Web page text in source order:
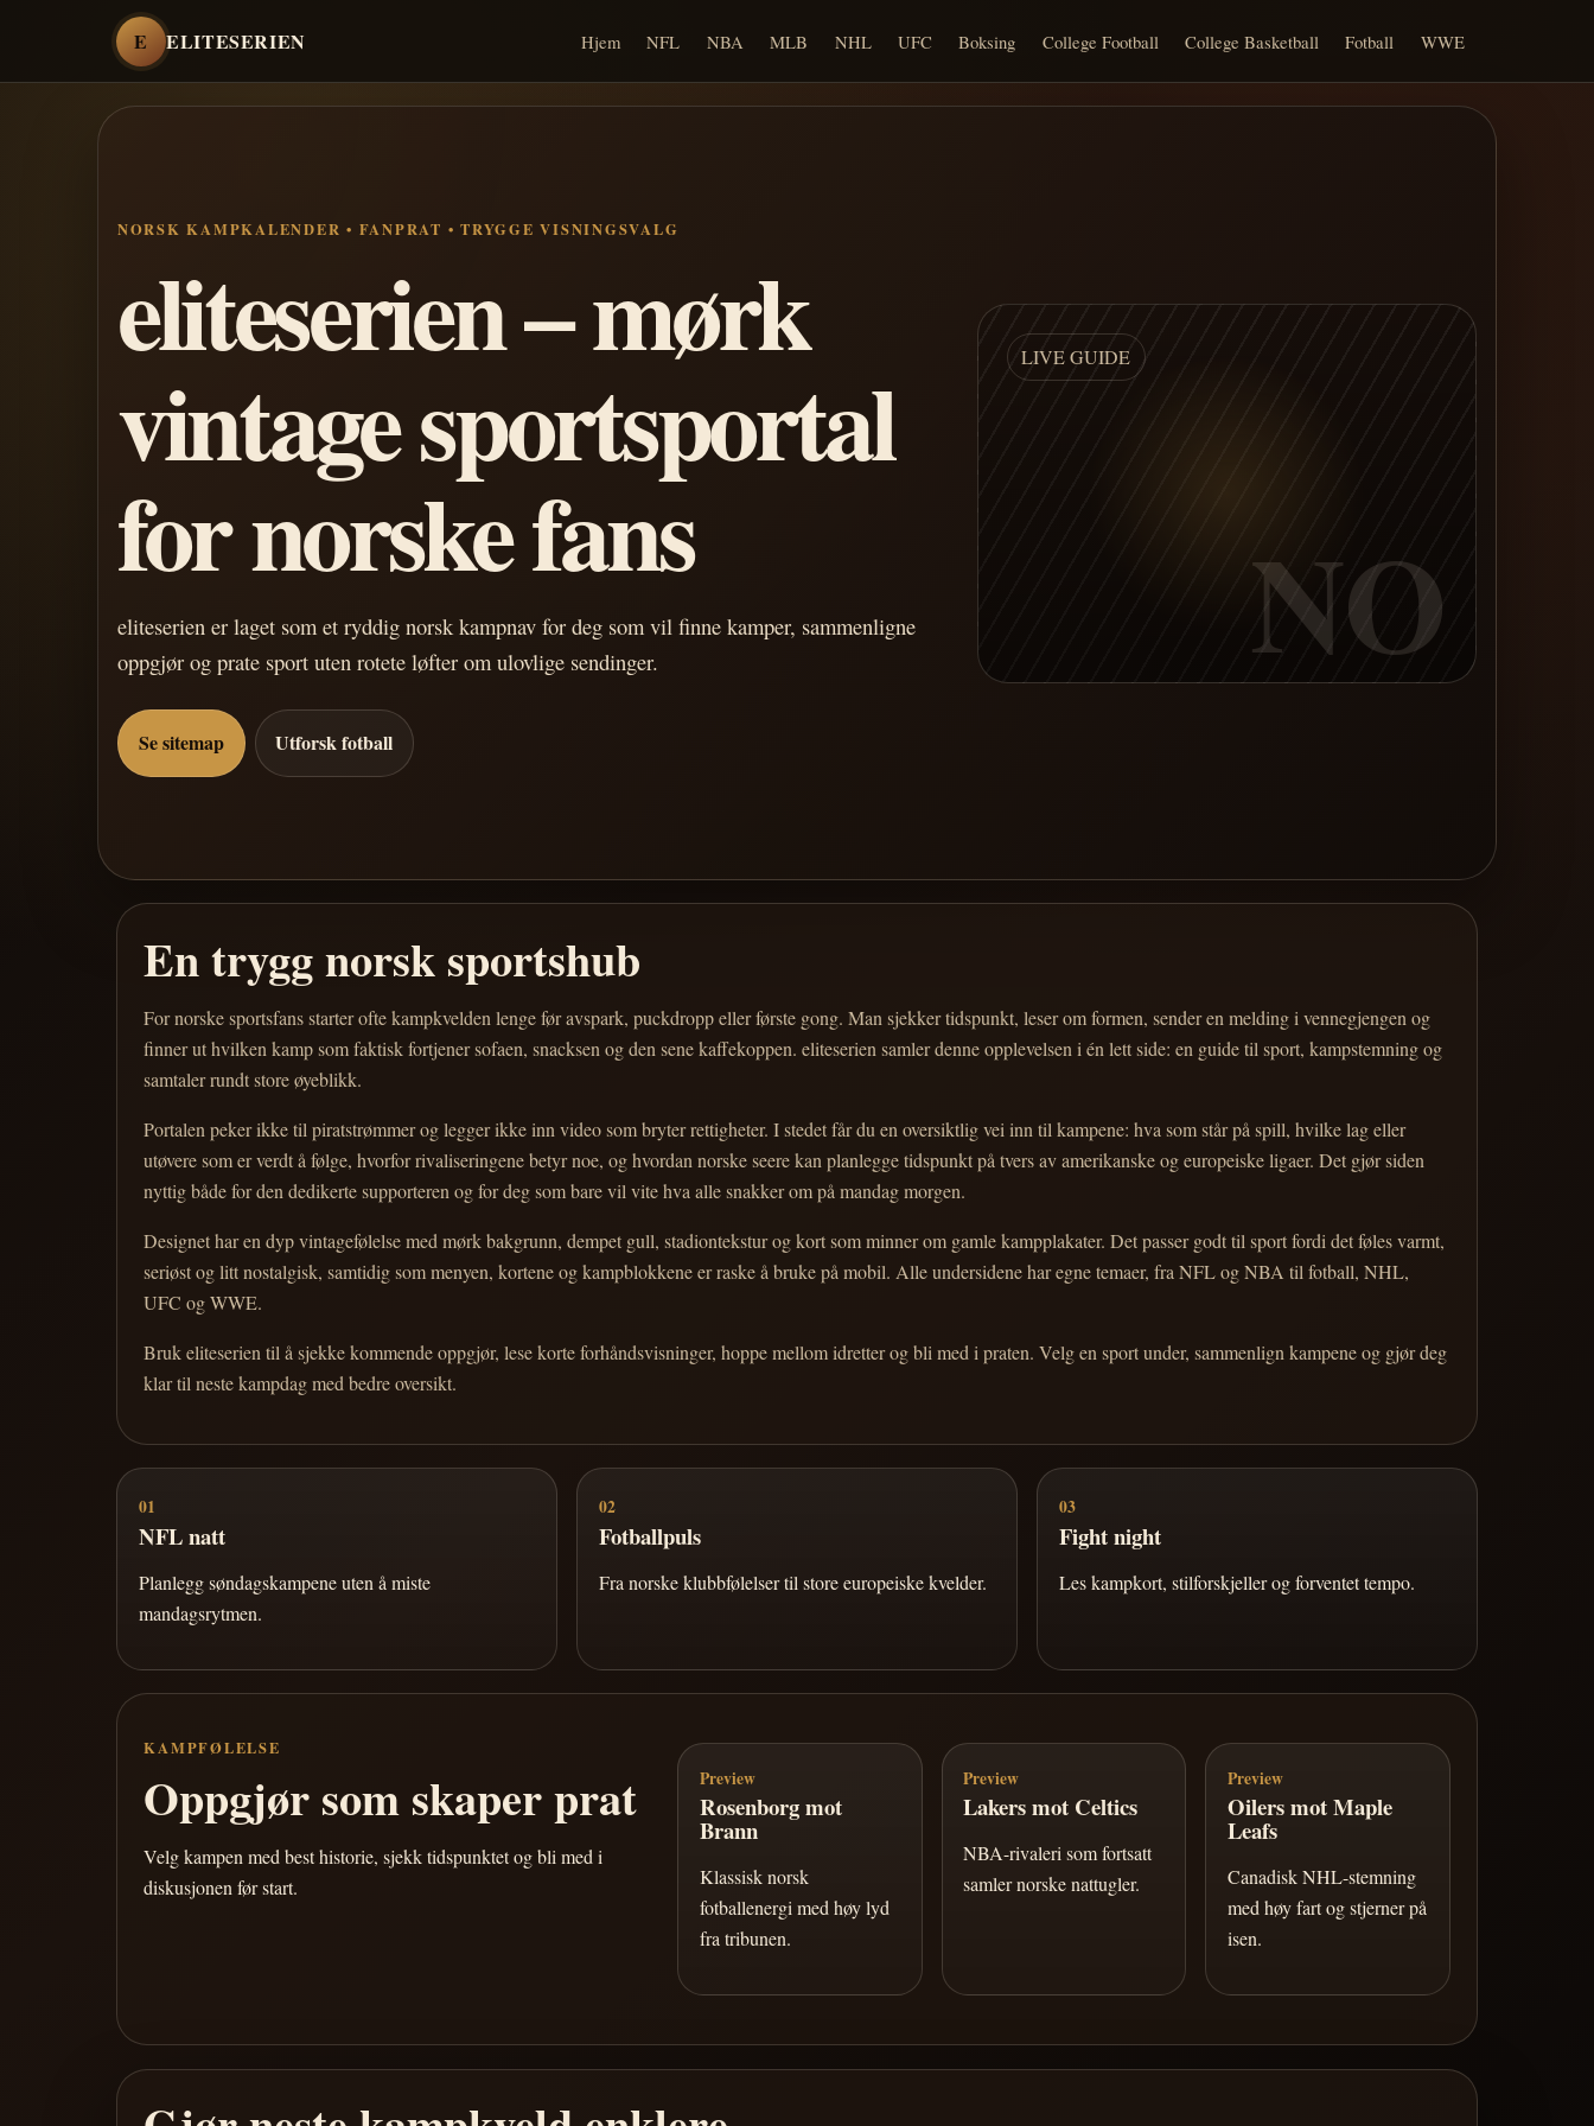
E ELITESERIEN Hjem NFL NBA MLB NHL UFC Boksing College Football College Basketball Fotball WWE
NORSK KAMPKALENDER • FANPRAT • TRYGGE VISNINGSVALG
eliteserien – mørk
vintage sportsportal
for norske fans
eliteserien er laget som et ryddig norsk kampnav for deg som vil finne kamper, sammenligne
oppgjør og prate sport uten rotete løfter om ulovlige sendinger.
Se sitemap Utforsk fotball
LIVE GUIDE
NO
En trygg norsk sportshub
For norske sportsfans starter ofte kampkvelden lenge før avspark, puckdropp eller første gong. Man sjekker tidspunkt, leser om formen, sender en melding i vennegjengen og
finner ut hvilken kamp som faktisk fortjener sofaen, snacksen og den sene kaffekoppen. eliteserien samler denne opplevelsen i én lett side: en guide til sport, kampstemning og
samtaler rundt store øyeblikk.
Portalen peker ikke til piratstrømmer og legger ikke inn video som bryter rettigheter. I stedet får du en oversiktlig vei inn til kampene: hva som står på spill, hvilke lag eller
utøvere som er verdt å følge, hvorfor rivaliseringene betyr noe, og hvordan norske seere kan planlegge tidspunkt på tvers av amerikanske og europeiske ligaer. Det gjør siden
nyttig både for den dedikerte supporteren og for deg som bare vil vite hva alle snakker om på mandag morgen.
Designet har en dyp vintagefølelse med mørk bakgrunn, dempet gull, stadiontekstur og kort som minner om gamle kampplakater. Det passer godt til sport fordi det føles varmt,
seriøst og litt nostalgisk, samtidig som menyen, kortene og kampblokkene er raske å bruke på mobil. Alle undersidene har egne temaer, fra NFL og NBA til fotball, NHL,
UFC og WWE.
Bruk eliteserien til å sjekke kommende oppgjør, lese korte forhåndsvisninger, hoppe mellom idretter og bli med i praten. Velg en sport under, sammenlign kampene og gjør deg
klar til neste kampdag med bedre oversikt.
01
NFL natt
Planlegg søndagskampene uten å miste
mandagsrytmen.
02
Fotballpuls
Fra norske klubbfølelser til store europeiske kvelder.
03
Fight night
Les kampkort, stilforskjeller og forventet tempo.
KAMPFØLELSE
Oppgjør som skaper prat
Velg kampen med best historie, sjekk tidspunktet og bli med i
diskusjonen før start.
Preview
Rosenborg mot
Brann
Klassisk norsk
fotballenergi med høy lyd
fra tribunen.
Preview
Lakers mot Celtics
NBA-rivaleri som fortsatt
samler norske nattugler.
Preview
Oilers mot Maple
Leafs
Canadisk NHL-stemning
med høy fart og stjerner på
isen.